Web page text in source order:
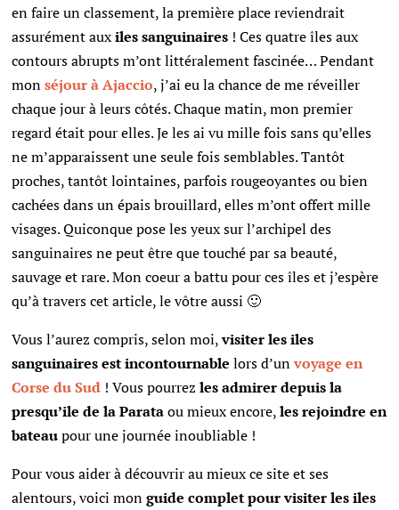
en faire un classement, la première place reviendrait
assurément auxiles sanguinaires ! Ces quatre îles aux
contours abrupts m’ont littéralement fascinée… Pendant
monséjour à Ajaccio, j’ai eu la chance de me réveiller
chaque jour à leurs côtés. Chaque matin, mon premier
regard était pour elles. Je les ai vu mille fois sans qu’elles
ne m’apparaissent une seule fois semblables. Tantôt
proches, tantôt lointaines, parfois rougeoyantes ou bien
cachées dans un épais brouillard, elles m’ont offert mille
visages. Quiconque pose les yeux sur l’archipel des
sanguinaires ne peut être que touché par sa beauté,
sauvage et rare. Mon coeur a battu pour ces îles et j’espère
qu’à travers cet article, le vôtre aussi 🙂
Vous l’aurez compris, selon moi,visiter les iles
sanguinaires est incontournable lors d’unvoyage en
Corse du Sud ! Vous pourrez les admirer depuis la
presqu’ile de la Parataou mieux encore,les rejoindre en
bateaupour une journée inoubliable !
Pour vous aider à découvrir au mieux ce site et ses
alentours, voici monguide complet pour visiter les iles